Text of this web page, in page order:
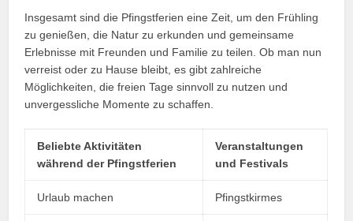
Insgesamt sind die Pfingstferien eine Zeit, um den Frühling
zu genießen, die Natur zu erkunden und gemeinsame
Erlebnisse mit Freunden und Familie zu teilen. Ob man nun
verreist oder zu Hause bleibt, es gibt zahlreiche
Möglichkeiten, die freien Tage sinnvoll zu nutzen und
unvergessliche Momente zu schaffen.
Beliebte Aktivitäten
während der Pfingstferien
Veranstaltungen
und Festivals
Urlaub machen Pfingstkirmes